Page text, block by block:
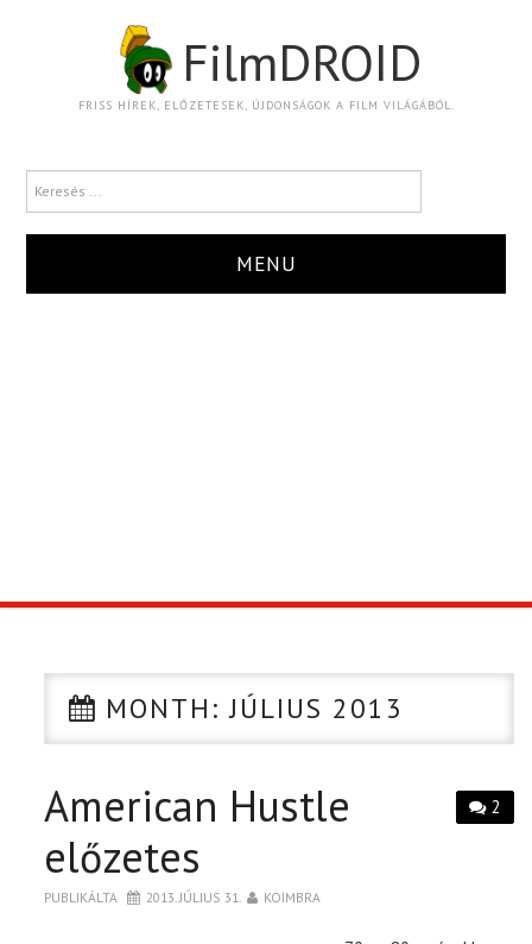
FilmDROID
FRISS HÍREK, ELŐZETESEK, ÚJDONSÁGOK A FILM VILÁGÁBÓL.
MENU
CIKK
PÓLÓ RENDELÉS
MONTH:JÚLIUS 2013
2
American Hustle
előzetes
PUBLIKÁLTA 2013. JÚLIUS 31. KOIMBRA